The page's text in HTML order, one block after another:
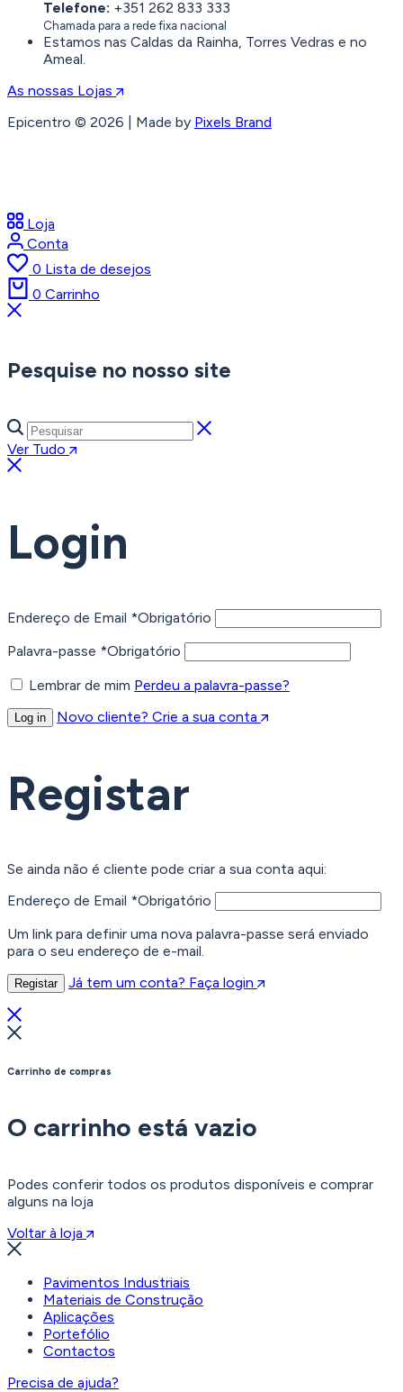
Telefone: +351 262 833 333
Chamada para a rede fixa nacional
Estamos nas Caldas da Rainha, Torres Vedras e no
Ameal.
As nossas Lojas
Epicentro © 2026 | Made by Pixels Brand
Loja
Conta
0 Lista de desejos
0 Carrinho
Pesquise no nosso site
Ver Tudo
Login
Endereço de Email *Obrigatório
Palavra-passe *Obrigatório
Lembrar de mim Perdeu a palavra-passe?
Log in Novo cliente? Crie a sua conta
Registar
Se ainda não é cliente pode criar a sua conta aqui:
Endereço de Email *Obrigatório
Um link para definir uma nova palavra-passe será enviado
para o seu endereço de e-mail.
Registar Já tem um conta? Faça login
Carrinho de compras
O carrinho está vazio
Podes conferir todos os produtos disponíveis e comprar
alguns na loja
Voltar à loja
Pavimentos Industriais
Materiais de Construção
Aplicações
Portefólio
Contactos
Precisa de ajuda?